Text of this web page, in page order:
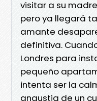
visitar a su
pero ya llegará
amante
definitiva.
Londres para
pequeño
intenta ser la
angustia de un